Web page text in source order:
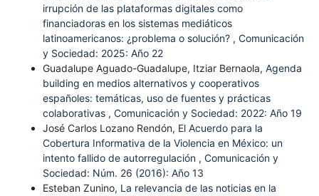
irrupción de las plataformas digitales como
financiadoras en los sistemas mediáticos
latinoamericanos: ¿problema o solución? , Comunicación
y Sociedad: 2025: Año 22
Guadalupe Aguado-Guadalupe, Itziar Bernaola, Agenda
building en medios alternativos y cooperativos
españoles: temáticas, uso de fuentes y prácticas
colaborativas , Comunicación y Sociedad: 2022: Año 19
José Carlos Lozano Rendón, El Acuerdo para la
Cobertura Informativa de la Violencia en México: un
intento fallido de autorregulación , Comunicación y
Sociedad: Núm. 26 (2016): Año 13
Esteban Zunino, La relevancia de las noticias en la